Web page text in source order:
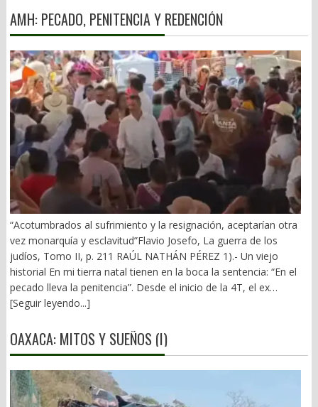
AMH: PECADO, PENITENCIA Y REDENCIÓN
“Acotumbrados al sufrimiento y la resignación, aceptarían otra
vez monarquía y esclavitud”Flavio Josefo, La guerra de los
judíos, Tomo II, p. 211 RAÚL NATHÁN PÉREZ 1).- Un viejo
historial En mi tierra natal tienen en la boca la sentencia: “En el
pecado lleva la penitencia”. Desde el inicio de la 4T, el ex
gobernador Alejandro Murat ha arrastrado un mal fario. El 21 de
Primera visita de AMLO a Oaxaca y una prolongada rechifla. (El
Imparcial, 22/12/2018). Y vino la defensa del pupilo de
está ayudando mucho”. Fue el inicio del periplo de Murat en el
terreno fangoso del poder obradorista. Se dobló ante el Mesías
[Seguir leyendo...]
OAXACA: MITOS Y SUEÑOS (I)